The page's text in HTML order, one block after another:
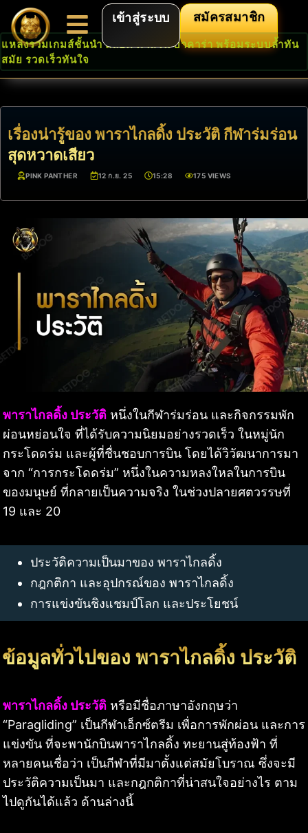
เข้าสู่ระบบ สมัครสมาชิก
แหล่งรวมเกมส์ชั้นนำ สล็อต คาสิโน บาคาร่า พร้อมระบบล้ำทัน
สมัย รวดเร็วทันใจ
เรื่องน่ารู้ของ พาราไกลดิ้ง ประวัติ กีฬาร่มร่อน
สุดหวาดเสียว
PINK PANTHER 12 ก.ย. 25 15:28 175 VIEWS
พาราไกลดิ้ง ประวัติ หนึ่งในกีฬาร่มร่อน และกิจกรรมพัก
ผ่อนหย่อนใจ ที่ได้รับความนิยมอย่างรวดเร็ว ในหมู่นัก
กระโดดร่ม และผู้ที่ชื่นชอบการบิน โดยได้วิวัฒนาการมา
จาก “การกระโดดร่ม” หนึ่งในความหลงใหลในการบิน
ของมนุษย์ ที่กลายเป็นความจริง ในช่วงปลายศตวรรษที่
19 และ 20
ประวัติความเป็นมาของ พาราไกลดิ้ง
กฎกติกา และอุปกรณ์ของ พาราไกลดิ้ง
การแข่งขันชิงแชมป์โลก และประโยชน์
ข้อมูลทั่วไปของ พาราไกลดิ้ง ประวัติ
พาราไกลดิ้ง ประวัติ หรือมีชื่อภาษาอังกฤษว่า
“Paragliding” เป็นกีฬาเอ็กซ์ตรีม เพื่อการพักผ่อน และการ
แข่งขัน ที่จะพานักบินพาราไกลดิ้ง ทะยานสู่ท้องฟ้า ที่
หลายคนเชื่อว่า เป็นกีฬาที่มีมาตั้งแต่สมัยโบราณ ซึ่งจะมี
ประวัติความเป็นมา และกฎกติกาที่น่าสนใจอย่างไร ตาม
ไปดูกันได้แล้ว ด้านล่างนี้